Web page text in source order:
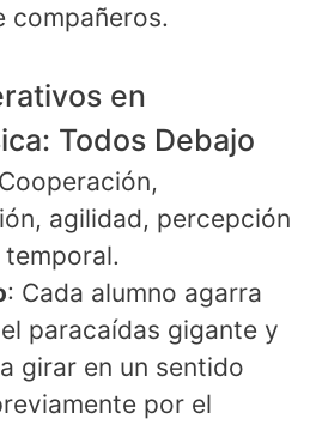
compañeros.
en
Todos Debajo
agilidad, percepción
: Cada alumno agarra
paracaídas gigante y
girar en un sentido
por el